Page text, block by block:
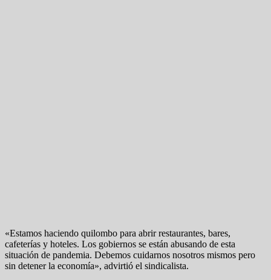
«Estamos haciendo quilombo para abrir restaurantes, bares,
cafeterías y hoteles. Los gobiernos se están abusando de esta
situación de pandemia. Debemos cuidarnos nosotros mismos pero
sin detener la economía», advirtió el sindicalista.